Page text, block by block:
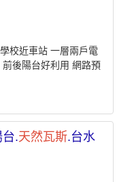
校近車站 一層兩戶電
後陽台好利用 網路預
.天然瓦斯.台水